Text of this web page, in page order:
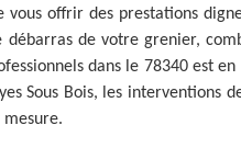
vous offrir des prestations
de votre grenier,
dans le 78340 est
Sous Bois, les interventions
mesure.